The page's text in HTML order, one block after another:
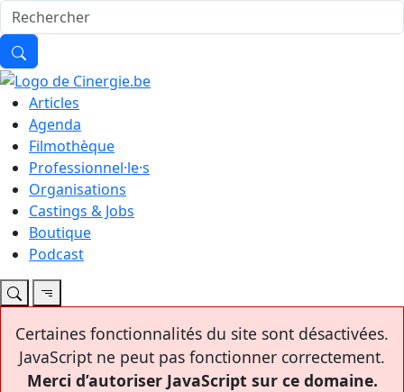
Articles
Agenda
Filmothèque
Professionnel·le·s
Organisations
Castings & Jobs
Boutique
Podcast
Certaines fonctionnalités du site sont désactivées.
JavaScript ne peut pas fonctionner correctement.
Merci d’autoriser JavaScript sur ce domaine.